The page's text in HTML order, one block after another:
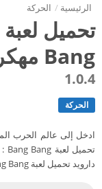
الرئيسية / الحركة
Bang مهكرة للاندرويد 2024
1.0.4
الحركة
دارويد تحميل لعبة Tank Shooting Bang مهكرة للاندرويد 2024 – ابك دارويد